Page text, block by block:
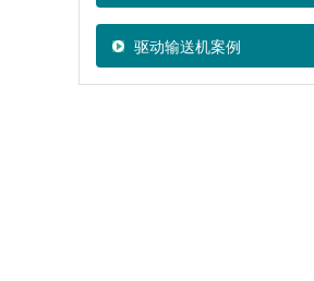
驱动输送机案例